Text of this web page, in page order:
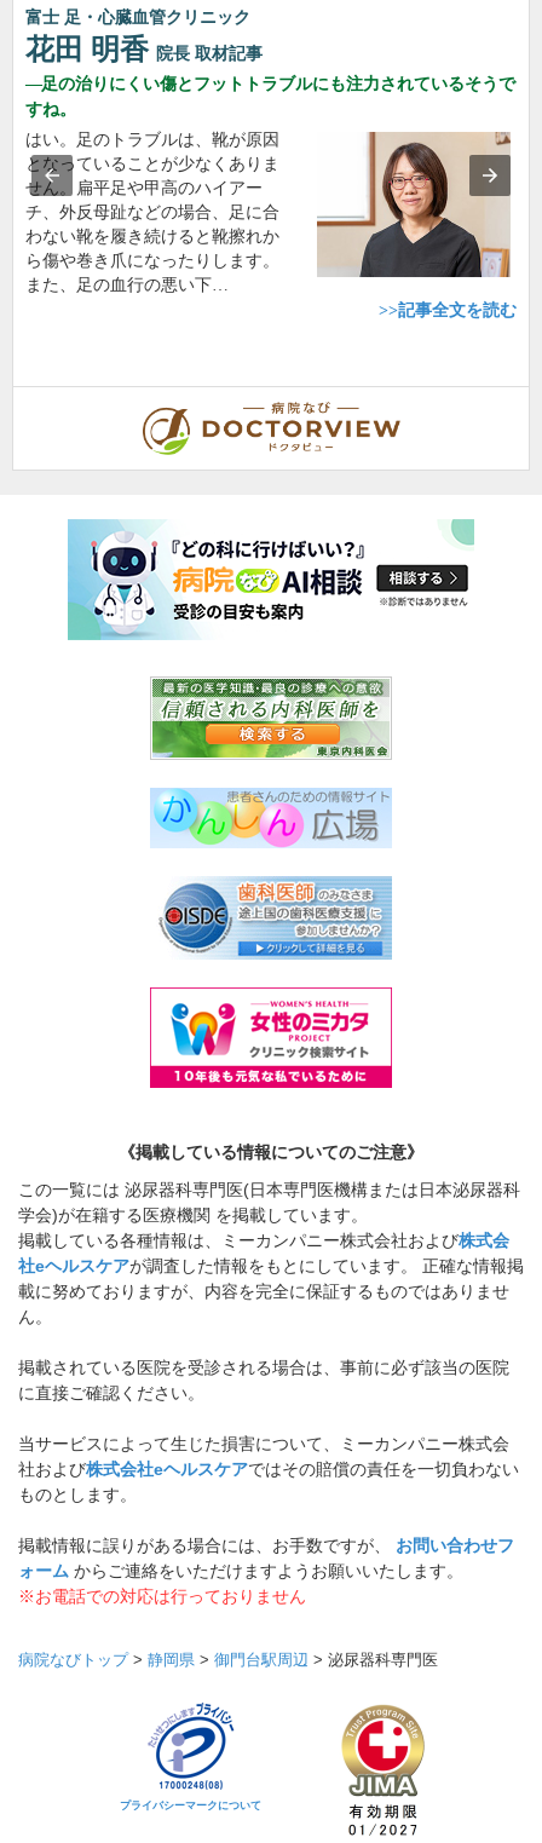
富士 足・心臓血管クリニック
花田 明香 院長 取材記事
足の治りにくい傷とフットトラブルにも注力されているそうで
すね。
はい。足のトラブルは、靴が原因
となっていることが少なくありま
せん。扁平足や甲高のハイアー
チ、外反母趾などの場合、足に合
わない靴を履き続けると靴擦れか
ら傷や巻き爪になったりします。
また、足の血行の悪い下…
>>記事全文を読む
《掲載している情報についてのご注意》
この一覧には 泌尿器科専門医(日本専門医機構または日本泌尿器科
学会)が在籍する医療機関 を掲載しています。
掲載している各種情報は、ミーカンパニー株式会社および株式会
社eヘルスケアが調査した情報をもとにしています。 正確な情報掲
載に努めておりますが、内容を完全に保証するものではありませ
ん。
掲載されている医院を受診される場合は、事前に必ず該当の医院
に直接ご確認ください。
当サービスによって生じた損害について、ミーカンパニー株式会
社および株式会社eヘルスケアではその賠償の責任を一切負わない
ものとします。
掲載情報に誤りがある場合には、お手数ですが、 お問い合わせフ
ォーム からご連絡をいただけますようお願いいたします。
※お電話での対応は行っておりません
病院なびトップ> 静岡県 > 御門台駅周辺 > 泌尿器科専門医
プライバシーマークについて